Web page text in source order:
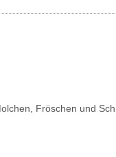
Fröschen und